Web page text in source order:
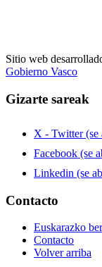
Sitio web
Gobierno Vasco
Gizarte sareak
X - Twitter (se
Facebook (se
Linkedin (se
Contacto
Euskarazko
Contacto
Volver arriba